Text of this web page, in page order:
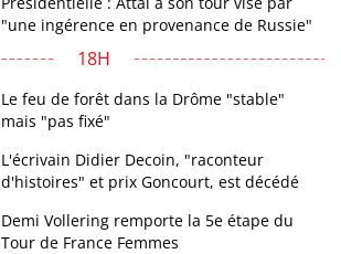
"une ingérence en provenance de Russie"
18H
Le feu de forêt dans la Drôme "stable"
mais "pas fixé"
L'écrivain Didier Decoin, "raconteur
d'histoires" et prix Goncourt, est décédé
Demi Vollering remporte la 5e étape du
Tour de France Femmes